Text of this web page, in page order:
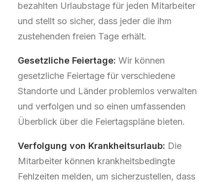
bezahlten Urlaubstage für jeden Mitarbeiter
und stellt so sicher, dass jeder die ihm
zustehenden freien Tage erhält.
Gesetzliche Feiertage: Wir können
gesetzliche Feiertage für verschiedene
Standorte und Länder problemlos verwalten
und verfolgen und so einen umfassenden
Überblick über die Feiertagspläne bieten.
Verfolgung von Krankheitsurlaub: Die
Mitarbeiter können krankheitsbedingte
Fehlzeiten melden, um sicherzustellen, dass